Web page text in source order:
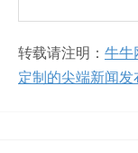
转载请注明： 牛牛
定制的尖端新闻发